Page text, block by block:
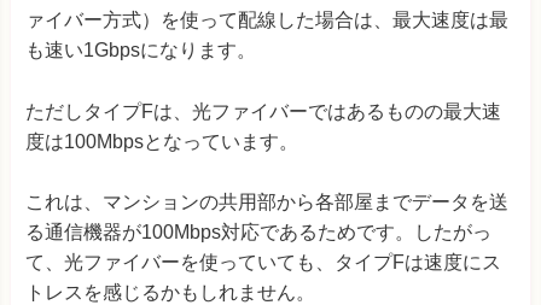
ァイバー方式）を使って配線した場合は、最大速度は最
も速い1Gbpsになります。
ただしタイプFは、光ファイバーではあるものの最大速
度は100Mbpsとなっています。
これは、マンションの共用部から各部屋までデータを送
る通信機器が100Mbps対応であるためです。したがっ
て、光ファイバーを使っていても、タイプFは速度にス
トレスを感じるかもしれません。